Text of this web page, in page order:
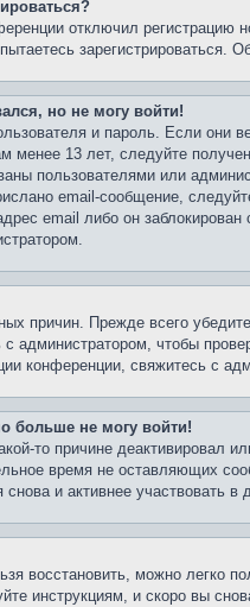
отключил регистрацию
зарегистрироваться.
но не могу войти!
и пароль. Если они
менее 13 лет, следуйте
пользователями или
email-сообщение,
email либо он
причин. Прежде всего
администратором, чтобы
конференции, свяжитесь с
больше не могу войти!
то причине деактивировал
время не оставляющих
снова и активнее участвовать в
восстановить, можно легко
инструкциям, и скоро вы